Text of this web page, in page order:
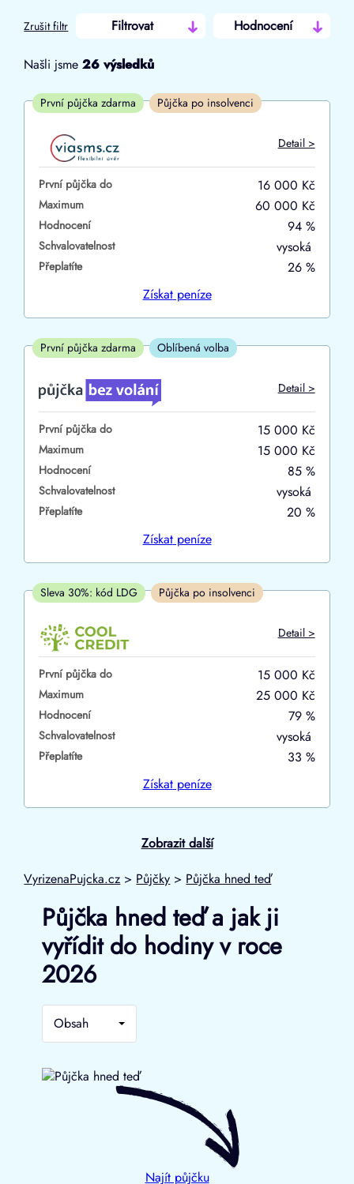
Zrušit filtr Filtrovat Hodnocení
Od
První půjčka zdarma
–
ano
ne
ano
ne
V exekuci
ano
ne
Po insolvenci
ano
ne
V hotovosti
ano
Našli jsme26 výsledků
První půjčka zdarma Půjčka po insolvenci
Detail >
První půjčka do 16 000 Kč
Maximum 60 000 Kč
Hodnocení 94 %
Schvalovatelnost vysoká
Přeplatíte
26 %
Získatpeníze
První půjčka zdarma Oblíbená volba
Detail >
První půjčka do 15 000 Kč
Maximum 15 000 Kč
Hodnocení 85 %
Schvalovatelnost vysoká
Přeplatíte
20 %
Získatpeníze
Sleva 30%: kód LDG Půjčka po insolvenci
Detail >
První půjčka do 15 000 Kč
Maximum 25 000 Kč
Hodnocení 79 %
Schvalovatelnost vysoká
Přeplatíte
33 %
Získatpeníze
Zobrazit další
VyrizenaPujcka.cz > Půjčky > Půjčka hned teď
Půjčka hned teď a jak ji
vyřídit do hodiny v roce
2026
Obsah
Najít půjčku